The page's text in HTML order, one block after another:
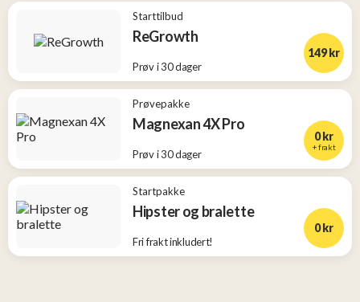
Starttilbud
ReGrowth
Prøv i 30 dager
149 kr
Prøvepakke
Magnexan 4X Pro
Prøv i 30 dager
0 kr
+ frakt
Startpakke
Hipster og bralette
Fri frakt inkludert!
0 kr